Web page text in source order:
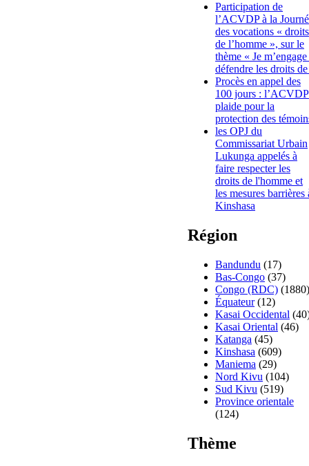
Participation de
l’ACVDP à la
des vocations « droits
de l’homme », sur le
thème « Je m’engage
défendre les droits
Procès en appel des
100 jours : l’ACVDP
plaide pour la
protection des
les OPJ du
Commissariat Urbain
Lukunga appelés à
faire respecter les
droits de l'homme et
les mesures barrières
Kinshasa
Région
Bandundu (17)
Bas-Congo (37)
Congo (RDC) (1880)
Équateur(12)
Kasai Occidental
Kasai Oriental (46)
Katanga (45)
Kinshasa (609)
Maniema (29)
Nord Kivu (104)
Sud Kivu (519)
Province orientale
(124)
Thème